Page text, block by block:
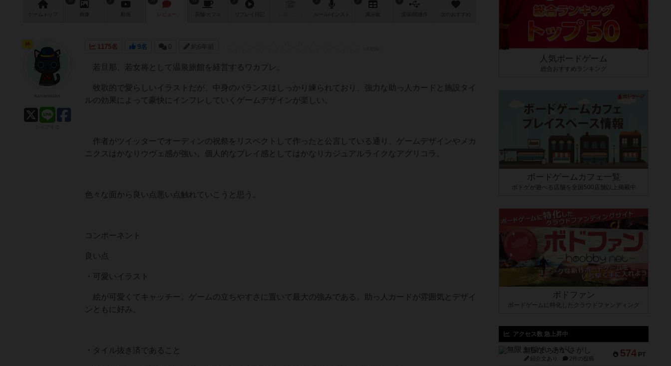
ゲーム 画像 レビュー 店舗/ カフェ 作 次のおすすめ
1175名 9名 0 約6年前
若旦那、若女将として温泉旅館を経営するワカプレ。
牧歌的で愛らしいイラストだが、中身のバランスはしっかり練られており、強力な助っ人カードと施設タイ
ルの効果によって豪快にインフレしていくゲームデザインが楽しい。
作者がツイッターでオーディンの祝祭をリスペクトして作ったと公言している通り、ゲームデザインやメカ
ニクスはかなりウヴェ感が強い。個人的なプレイ感としてはかなりカジュアルライクなアグリコラ。
色々な面から良い点悪い点触れていこうと思う。
コンポーネント
良い点
・可愛いイラスト
絵が可愛くてキャッチー。ゲームの立ちやすさに置いて最大の強みである。助っ人カードが雰囲気とデザイ
ンともに好み。
・タイル抜き済であること
人気ボードゲーム
総合おすすめランキング
ボードゲームカフェ一覧
ボドゲが遊べる店舗を全国500店舗以上掲載中
ボドファン
ボードゲームに特化したクラウドファンディング
アクセス数 急上昇中
574 PT
無限まちがいさがし
紹介文あり 2件の投稿